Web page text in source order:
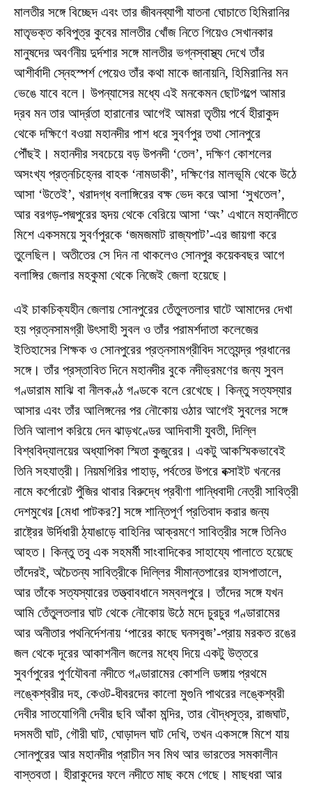
মালতীর সঙ্গে বিচ্ছেদ এবং তার জীবনব্যাপী যাতনা ঘোচাতে হিমিরানির
মাতৃভক্ত কবিপুত্র কুবের মালতীর খোঁজ নিতে গিয়েও সেখানকার
মানুষদের অবর্ণনীয় দুর্দশার সঙ্গে মালতীর ভগ্নস্বাস্থ্য দেখে তাঁর
আশীর্বাদী স্নেহস্পর্শ পেয়েও তাঁর কথা মাকে জানায়নি, হিমিরানির মন
ভেঙে যাবে বলে। উপন্যাসের মধ্যে এই মনকেমন ছোটগল্পে আমার
দ্রব মন তার আর্দ্রতা হারানোর আগেই আমরা তৃতীয় পর্বে হীরাকুদ
থেকে দক্ষিণে বওয়া মহানদীর পাশ ধরে সুবর্ণপুর তথা সোনপুরে
পৌঁছই। মহানদীর সবচেয়ে বড় উপনদী ‘তেল’, দক্ষিণ কোশলের
অসংখ্য প্রত্নচিহ্নের বাহক ‘নামডাকী’, দক্ষিণের মালভূমি থেকে উঠে
আসা ‘উতেই’, খরাদগ্ধ বলাঙ্গিরের বক্ষ ভেদ করে আসা ‘সুখতেল’,
আর বরগড়-পদ্মপুরের হৃদয় থেকে বেরিয়ে আসা ‘অং’ এখানে মহানদীতে
মিশে একসময়ে সুবর্ণপুরকে ‘জমজমাট রাজ্যপাট’-এর জায়গা করে
তুলেছিল। অতীতের সে দিন না থাকলেও সোনপুর কয়েকবছর আগে
বলাঙ্গির জেলার মহকুমা থেকে নিজেই জেলা হয়েছে।
এই চাকচিক্যহীন জেলায় সোনপুরের তেঁতুলতলার ঘাটে আমাদের দেখা
হয় প্রত্নসামগ্রী উৎসাহী সুবল ও তাঁর পরামর্শদাতা কলেজের
ইতিহাসের শিক্ষক ও সোনপুরের প্রত্নসামগ্রীবিদ সত্যেন্দ্র প্রধানের
সঙ্গে। তাঁর প্রস্তাবিত দিনে মহানদীর বুকে নদীভ্রমণের জন্য সুবল
গণ্ডারাম মাঝি বা নীলকণ্ঠ গণ্ডকে বলে রেখেছে। কিন্তু সত্যস্যার
আসার এবং তাঁর আলিঙ্গনের পর নৌকোয় ওঠার আগেই সুবলের সঙ্গে
তিনি আলাপ করিয়ে দেন ঝাড়খণ্ডের আদিবাসী যুবতী, দিল্লি
বিশ্ববিদ্যালয়ের অধ্যাপিকা স্মিতা কুজুরের। একটু আকস্মিকভাবেই
তিনি সহযাত্রী। নিয়মগিরির পাহাড়, পর্বতের উপরে বক্সাইট খননের
নামে কর্পোরেট পুঁজির থাবার বিরুদ্ধে প্রবীণা গান্ধিবাদী নেত্রী সাবিত্রী
দেশমুখের [মেধা পাটকর?] সঙ্গে শান্তিপূর্ণ প্রতিবাদ করার জন্য
রাষ্ট্রের উর্দিধারী ঠ্যাঙাড়ে বাহিনির আক্রমণে সাবিত্রীর সঙ্গে তিনিও
আহত। কিন্তু তবু এক সহমর্মী সাংবাদিকের সাহায্যে পালাতে হয়েছে
তাঁদেরই, অচৈতন্য সাবিত্রীকে দিল্লির সীমান্তপারের হাসপাতালে,
আর তাঁকে সত্যস্যারের তত্ত্বাবধানে সম্বলপুরে। তাঁদের সঙ্গে যখন
আমি তেঁতুলতলার ঘাট থেকে নৌকোয় উঠে মদে চুরচুর গণ্ডারামের
আর অনীতার পথনির্দেশনায় ‘পারের কাছে ঘনসবুজ’-প্রায় মরকত রঙের
জল থেকে দূরের আকাশনীল জলের মধ্যে দিয়ে একটু উত্তরে
সুবর্ণপুরের পুর্ণযৌবনা নদীতে গণ্ডারামের কোশলি ডঙ্গায় প্রথমে
লঙ্কেশ্বরীর দহ, কেওট-ধীবরদের কালো মুগুনি পাথরের লঙ্কেশ্বরী
দেবীর সাতযোগিনী দেবীর ছবি আঁকা মন্দির, তার বৌদ্ধসূত্র, রাজঘাট,
দসমতী ঘাট, গৌরী ঘাট, ঘোড়াদল ঘাট দেখি, তখন একসঙ্গে মিশে যায়
সোনপুরের আর মহানদীর প্রাচীন সব মিথ আর ভারতের সমকালীন
বাস্তবতা। হীরাকুদের ফলে নদীতে মাছ কমে গেছে। মাছধরা আর